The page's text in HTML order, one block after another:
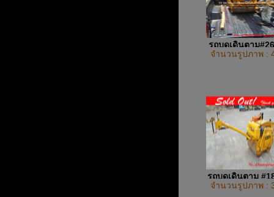
รถบดเดินตาม
จำนวนรูปภาพ :
รถบดเดินตาม
จำนวนรูปภาพ :